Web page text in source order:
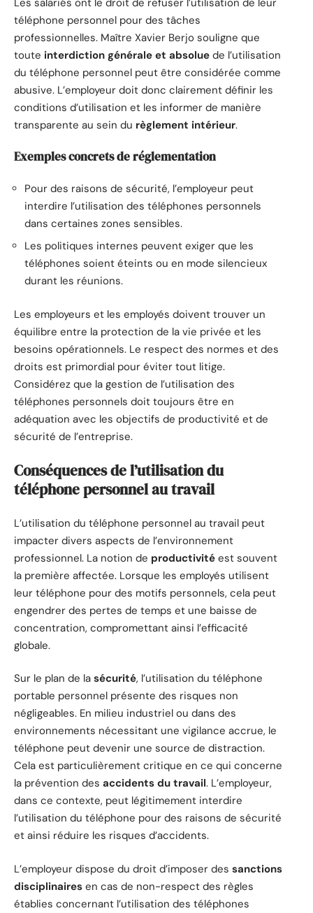
téléphone personnel pour des tâches
professionnelles. Maître Xavier Berjo souligne que
toute interdiction générale et absolue de l’utilisation
du téléphone personnel peut être considérée comme
abusive. L’employeur doit donc clairement définir les
conditions d’utilisation et les informer de manière
transparente au sein du règlement intérieur.
Exemples concrets de réglementation
Pour des raisons de sécurité, l’employeur peut
interdire l’utilisation des téléphones personnels
dans certaines zones sensibles.
Les politiques internes peuvent exiger que les
téléphones soient éteints ou en mode silencieux
durant les réunions.
Les employeurs et les employés doivent trouver un
équilibre entre la protection de la vie privée et les
besoins opérationnels. Le respect des normes et des
droits est primordial pour éviter tout litige.
Considérez que la gestion de l’utilisation des
téléphones personnels doit toujours être en
adéquation avec les objectifs de productivité et de
sécurité de l’entreprise.
Conséquences de l’utilisation du
téléphone personnel au travail
L’utilisation du téléphone personnel au travail peut
impacter divers aspects de l’environnement
professionnel. La notion de productivité est souvent
la première affectée. Lorsque les employés utilisent
leur téléphone pour des motifs personnels, cela peut
engendrer des pertes de temps et une baisse de
concentration, compromettant ainsi l’efficacité
globale.
Sur le plan de la sécurité, l’utilisation du téléphone
portable personnel présente des risques non
négligeables. En milieu industriel ou dans des
environnements nécessitant une vigilance accrue, le
téléphone peut devenir une source de distraction.
Cela est particulièrement critique en ce qui concerne
la prévention des accidents du travail. L’employeur,
dans ce contexte, peut légitimement interdire
l’utilisation du téléphone pour des raisons de sécurité
et ainsi réduire les risques d’accidents.
L’employeur dispose du droit d’imposer des sanctions
disciplinaires en cas de non-respect des règles
établies concernant l’utilisation des téléphones